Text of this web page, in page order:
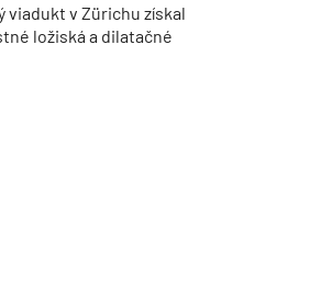
viadukt v Zürichu získal
ložiská a dilatačné